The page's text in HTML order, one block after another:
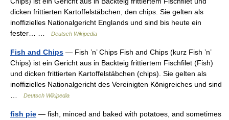
dicken frittierten Kartoffelstäbchen, den chips. Sie gelten als
inoffizielles Nationalgericht Englands und sind bis heute ein
fester… …
Deutsch Wikipedia
Fish and Chips — Fish ’n’ Chips Fish and Chips (kurz Fish ’n’
Chips) ist ein Gericht aus in Backteig frittiertem Fischfilet (Fish)
und dicken frittierten Kartoffelstäbchen (chips). Sie gelten als
inoffizielles Nationalgericht des Vereinigten Königreiches und sind
Deutsch Wikipedia
fish pie — fish, minced and baked with potatoes, and sometimes